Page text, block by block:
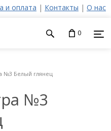
и оплата | Контакты | О нас
0
№3
№3 Белый глянец